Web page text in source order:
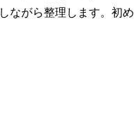
ながら整理します。